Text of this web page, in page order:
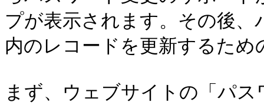
プが表示されます。その後
内のレコードを更新するた
まず、ウェブサイトの「パ